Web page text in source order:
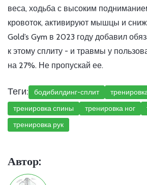
веса, ходьба с высоким
кровоток, активируют мышцы и
Gold’s Gym в 2023 году добавил
к этому сплиту - и травмы у
на 27%. Не пропускай ее.
Теги: бодибилдинг-сплит
тренировка спины
тренировка ног
тренировка рук
Автор: